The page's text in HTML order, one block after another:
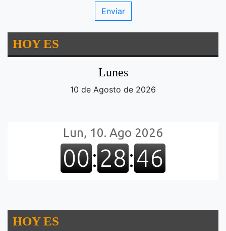
HOY ES
Lunes
10 de Agosto de 2026
HOY ES